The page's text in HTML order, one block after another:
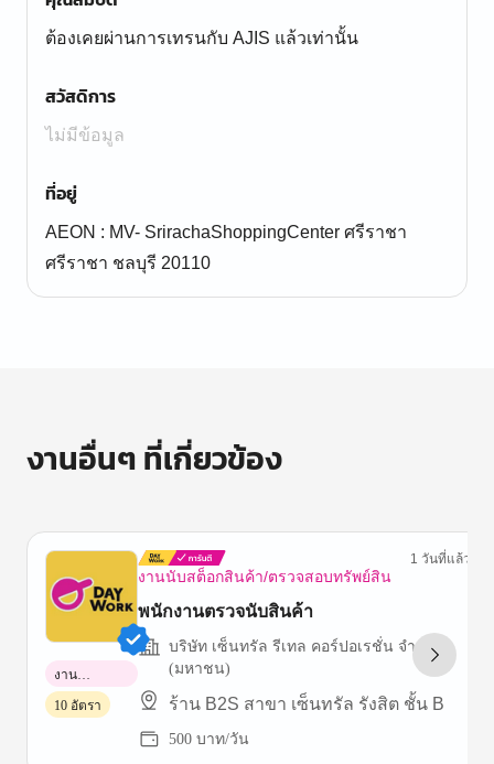
ต้องเคยผ่านการเทรนกับ AJIS แล้วเท่านั้น
สวัสดิการ
ไม่มีข้อมูล
ที่อยู่
AEON : MV- SrirachaShoppingCenter ศรีราชา
ศรีราชา ชลบุรี 20110
งานอื่นๆ ที่เกี่ยวข้อง
งานนับสต็อกสินค้า/ตรวจสอบทรัพย์สิน
1 วันที่แล้ว
พนักงานตรวจนับสินค้า
บริษัท เซ็นทรัล รีเทล คอร์ปอเรชั่น จำกัด
(มหาชน)
ร้าน B2S สาขา เซ็นทรัล รังสิต ชั้น B
500 บาท/วัน
งาน
พาร์ทไทม์
10 อัตรา